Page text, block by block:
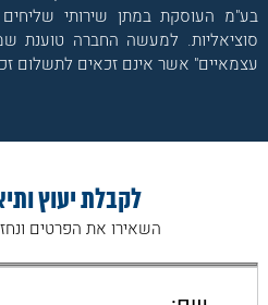
בע"מ העוסקת במתן שירותי
סוציאליות. למעשה החברה טוענת
עצמאיים" אשר אינם זכאים לתשלום
לקבלת יעוץ
השאירו את הפרטים